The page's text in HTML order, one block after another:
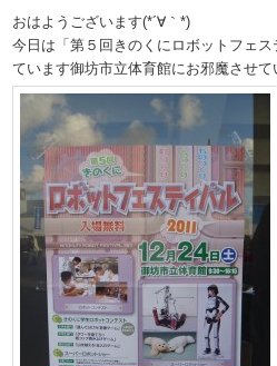
おはようございます(*´∀｀*)
今日は「第５回きのくにロボットフェ
ています御坊市立体育館にお邪魔させて